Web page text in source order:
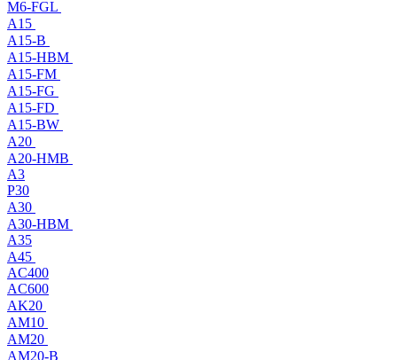
M6-FGL
A15
A15-B
A15-HBM
A15-FM
A15-FG
A15-FD
A15-BW
A20
A20-HMB
A3
P30
A30
A30-HBM
A35
A45
AC400
AC600
AK20
AM10
AM20
AM20-B